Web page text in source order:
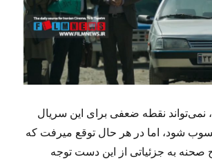
نمی‌تواند نقطه ضعفی برای این سریال
شود، اما در هر حال توقع میرفت که
صحنه به جزئیاتی از این دست توجه